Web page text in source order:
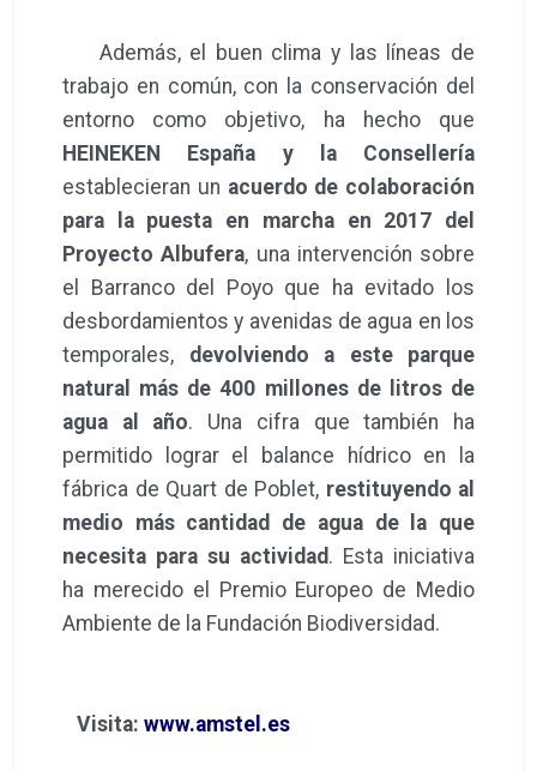
Además, el buen clima y las líneas de
trabajo en común, con la conservación del
entorno como objetivo, ha hecho que
HEINEKEN España y la Consellería
establecieran un acuerdo de colaboración
para la puesta en marcha en 2017 del
Proyecto Albufera, una intervención sobre
el Barranco del Poyo que ha evitado los
desbordamientos y avenidas de agua en los
temporales, devolviendo a este parque
natural más de 400 millones de litros de
agua al año. Una cifra que también ha
permitido lograr el balance hídrico en la
fábrica de Quart de Poblet, restituyendo al
medio más cantidad de agua de la que
necesita para su actividad . Esta iniciativa
ha merecido el Premio Europeo de Medio
Ambiente de la Fundación Biodiversidad.
Visita: www.amstel.es